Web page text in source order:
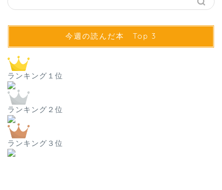
今週の読んだ本 Top 3
ランキング１位
ランキング２位
ランキング３位